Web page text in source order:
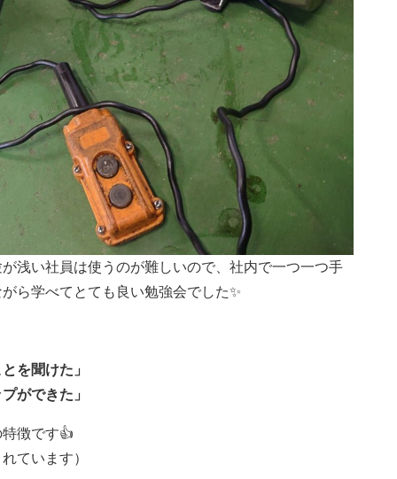
浅い社員は使うのが難しいので、社内で一つ一つ手
ら学べてとても良い勉強会でした✨
を聞けた」
ができた」
徴です👍
ています）